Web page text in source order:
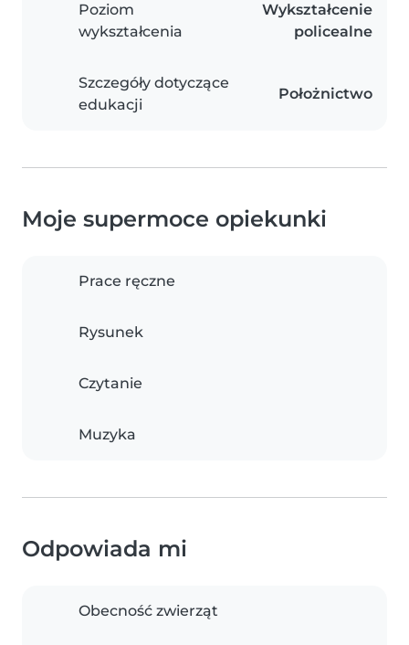
Poziom
wykształcenia
Wykształcenie
policealne
Szczegóły dotyczące
edukacji
Położnictwo
Moje supermoce opiekunki
Prace ręczne
Rysunek
Czytanie
Muzyka
Odpowiada mi
Obecność zwierząt